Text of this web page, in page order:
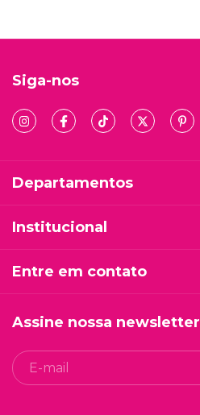
Siga-nos
Departamentos
Institucional
Entre em contato
Assine nossa newsletter